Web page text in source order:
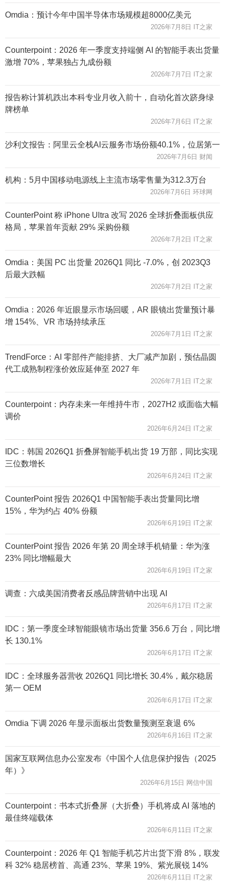
Omdia：预计今年中国半导体市场规模超8000亿美元
2026年7月8日 IT之家
Counterpoint：2026 年一季度支持端侧 AI 的智能手表出货量
激增 70%，苹果独占九成份额
2026年7月7日 IT之家
报告称计算机跌出本科专业月收入前十，自动化首次跻身绿
牌榜单
2026年7月6日 IT之家
沙利文报告：阿里云全栈AI云服务市场份额40.1%，位居第一
2026年7月6日 财闻
机构：5月中国移动电源线上主流市场零售量为312.3万台
2026年7月6日 环球网
CounterPoint 称 iPhone Ultra 改写 2026 全球折叠面板供应
格局，苹果首年贡献 29% 采购份额
2026年7月2日 IT之家
Omdia：美国 PC 出货量 2026Q1 同比 -7.0%，创 2023Q3
后最大跌幅
2026年7月2日 IT之家
Omdia：2026 年近眼显示市场回暖，AR 眼镜出货量预计暴
增 154%、VR 市场持续承压
2026年7月1日 IT之家
TrendForce：AI 零部件产能排挤、大厂减产加剧，预估晶圆
代工成熟制程涨价效应延伸至 2027 年
2026年7月1日 IT之家
Counterpoint：内存未来一年维持牛市，2027H2 或面临大幅
调价
2026年6月24日 IT之家
IDC：韩国 2026Q1 折叠屏智能手机出货 19 万部，同比实现
三位数增长
2026年6月24日 IT之家
CounterPoint 报告 2026Q1 中国智能手表出货量同比增
15%，华为约占 40% 份额
2026年6月19日 IT之家
CounterPoint 报告 2026 年第 20 周全球手机销量：华为涨
23% 同比增幅最大
2026年6月19日 IT之家
调查：六成美国消费者反感品牌营销中出现 AI
2026年6月17日 IT之家
IDC：第一季度全球智能眼镜市场出货量 356.6 万台，同比增
长 130.1%
2026年6月17日 IT之家
IDC：全球服务器营收 2026Q1 同比增长 30.4%，戴尔稳居
第一 OEM
2026年6月17日 IT之家
Omdia 下调 2026 年显示面板出货数量预测至衰退 6%
2026年6月16日 IT之家
国家互联网信息办公室发布《中国个人信息保护报告（2025
年）》
2026年6月15日 网信中国
Counterpoint：书本式折叠屏（大折叠）手机将成 AI 落地的
最佳终端载体
2026年6月11日 IT之家
Counterpoint：2026 年 Q1 智能手机芯片出货下滑 8%，联发
科 32% 稳居榜首、高通 23%、苹果 19%、紫光展锐 14%
2026年6月11日 IT之家